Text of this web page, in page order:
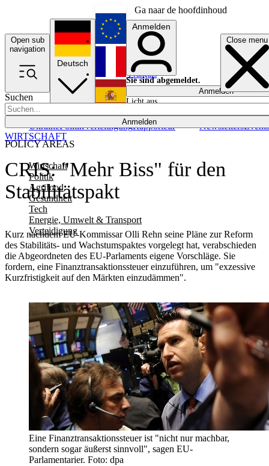
Ga naar de hoofdinhoud
Open sub
navigation
Close menu
Suchen
Anmelden
POLICY AREAS
Wirtschaft
Politik
Agrifood
Gesundheit
Tech
Energie, Umwelt & Transport
Verteidigung
UkrainePolitikVerteidigungRapporteur NewslettersEvents
Deutsch
English
Français
Anmelden
Sie sind abgemeldet.
Anmelden
Licht aus
CRIS: "Mehr Biss" für den
Stabilitätspakt
Kurz nachdem EU-Kommissar Olli Rehn seine Pläne zur Reform
des Stabilitäts- und Wachstumspaktes vorgelegt hat, verabschieden
die Abgeordneten des EU-Parlaments eigene Vorschläge. Sie
fordern, eine Finanztransaktionssteuer einzuführen, um "exzessive
Kurzfristigkeit auf den Märkten einzudämmen".
WIRTSCHAFT
Eine Finanztransaktionssteuer ist "nicht nur machbar,
sondern sogar äußerst sinnvoll", sagen EU-
Parlamentarier. Foto: dpa